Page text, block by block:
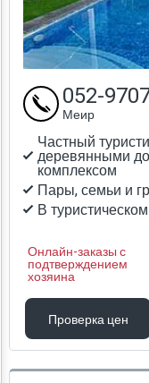
Частный
деревянными
комплексом
Пары, семьи и
В
Онлайн-заказы с
подтверждением
хозяина
052-
Меир
Проверка цен
Проверка цен